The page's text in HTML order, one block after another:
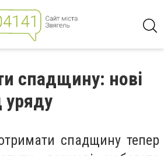
спадщину: нові
уряду
спадщину тепер